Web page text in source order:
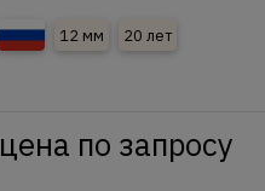
12 мм 20 лет
цена по запросу